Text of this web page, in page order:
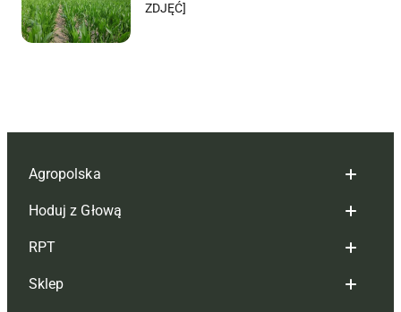
ZDJĘĆ]
Agropolska
Redakcja
Reklama
Tagi
Hoduj z Głową
Hoduj z głową bydło
Hoduj z głową świnie
RPT
Redakcja
Sklep